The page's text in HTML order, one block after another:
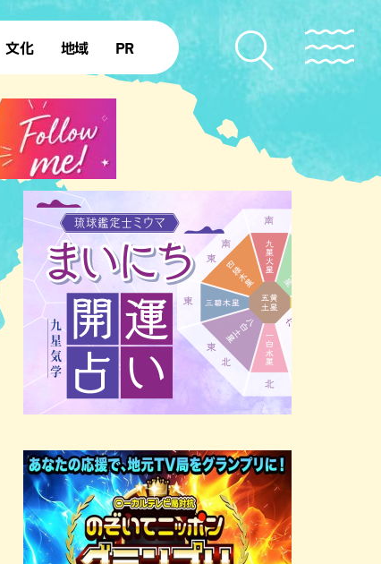
文化
復帰50年
地域
本島北部 本島中部
本島南部 先島諸島
北部離島
PR